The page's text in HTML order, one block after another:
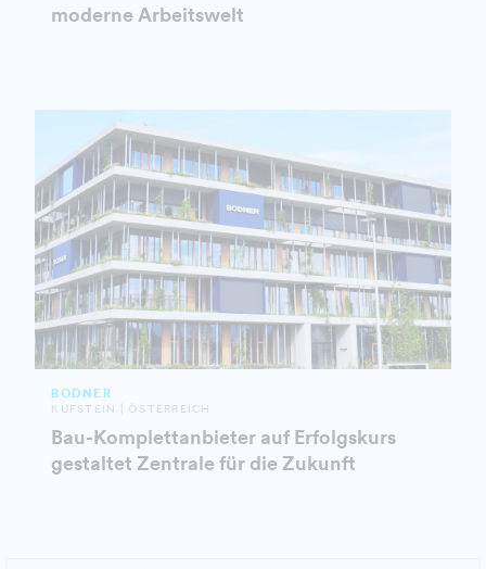
moderne Arbeitswelt
BODNER
KUFSTEIN | ÖSTERREICH
Bau-Komplettanbieter auf Erfolgskurs
gestaltet Zentrale für die Zukunft